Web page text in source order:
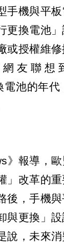
手機與平
更換電池
或授權維
友聯想
電池的年
》報導，
」改革的
後，手機
與更換」
說，未來